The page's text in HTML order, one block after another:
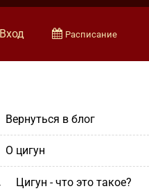
Вход Расписание
вернуться в блог
о цигун
цигун - что это такое?